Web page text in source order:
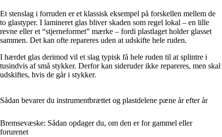
Et stenslag i forruden er et klassisk eksempel på forskellen mellem de
to glastyper. I lamineret glas bliver skaden som regel lokal – en lille
revne eller et “stjerneformet” mærke – fordi plastlaget holder glasset
sammen. Det kan ofte repareres uden at udskifte hele ruden.
I hærdet glas derimod vil et slag typisk få hele ruden til at splintre i
tusindvis af små stykker. Derfor kan sideruder ikke repareres, men skal
udskiftes, hvis de går i stykker.
Sådan bevarer du instrumentbrættet og plastdelene pæne år efter år
Bremsevæske: Sådan opdager du, om den er for gammel eller
forurenet